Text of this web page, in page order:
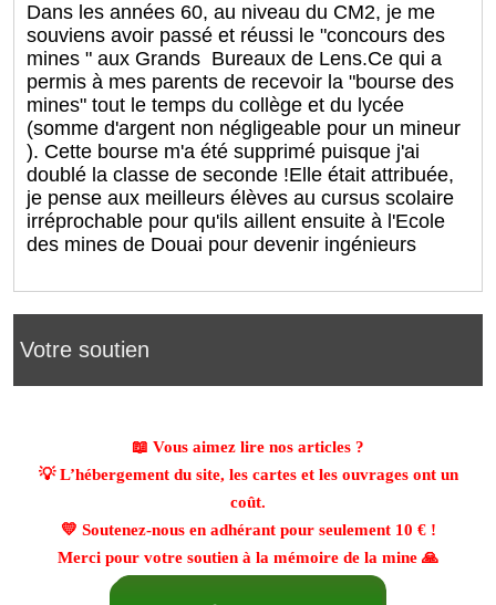
Votre soutien
📖 Vous aimez lire nos articles ?
💡 L’hébergement du site, les cartes et les ouvrages ont un
coût.
💛 Soutenez-nous en adhérant pour seulement 10 €!
Merci pour votre soutien à la mémoire de la mine 🙏
Dans les années 60, au niveau du CM2, je me
souviens avoir passé et réussi le "concours des
mines " aux Grands Bureaux de Lens.Ce qui a
permis à mes parents de recevoir la "bourse des
mines" tout le temps du collège et du lycée
(somme d'argent non négligeable pour un mineur
). Cette bourse m'a été supprimé puisque j'ai
doublé la classe de seconde !Elle était attribuée,
je pense aux meilleurs élèves au cursus scolaire
irréprochable pour qu'ils aillent ensuite à l'Ecole
des mines de Douai pour devenir ingénieurs